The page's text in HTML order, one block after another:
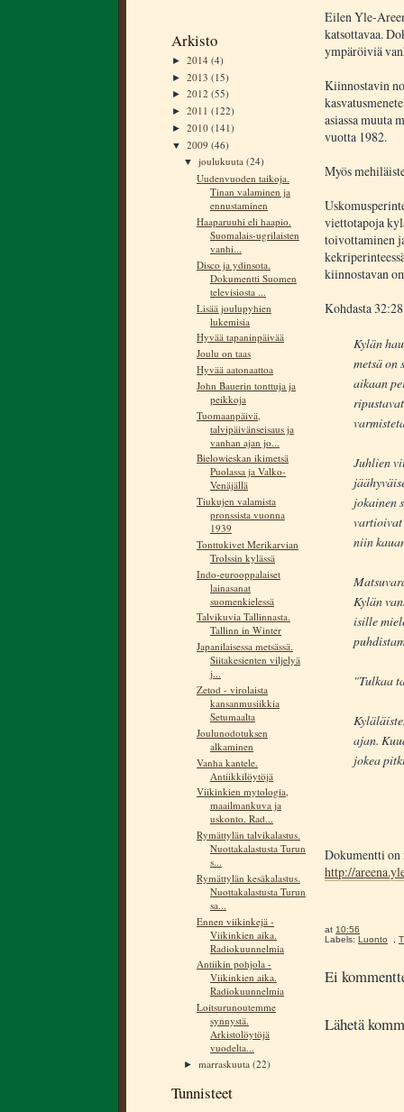
Arkisto
► 2014 (4)
► 2013 (15)
► 2012 (55)
► 2011 (122)
► 2010 (141)
▼ 2009 (46)
▼joulukuuta(24)
Uudenvuoden taikoja.
Tinan valaminen ja
ennustaminen
Haaparuuhi eli haapio.
Suomalais-ugrilaisten
vanhi...
Disco ja ydinsota.
Dokumentti Suomen
televisiosta ...
Lisää joulupyhien
lukemisia
Hyvää tapaninpäivää
Joulu on taas
Hyvää aatonaattoa
John Bauerin tonttuja ja
peikkoja
Tuomaanpäivä,
talvipäivänseisaus ja
vanhan ajan jo...
Bielowieskan ikimetsä
Puolassa ja Valko-
Venäjällä
Tiukujen valamista
pronssista vuonna
1939
Tonttukivet Merikarvian
Trolssin kylässä
Indo-eurooppalaiset
lainasanat
suomenkielessä
Talvikuvia Tallinnasta.
Tallinn in Winter
Japanilaisessa metsässä.
Siitakesienten viljelyä
j...
Zetod - virolaista
kansanmusiikkia
Setumaalta
Joulunodotuksen
alkaminen
Vanha kantele.
Antiikkilöytöjä
Viikinkien mytologia,
maailmankuva ja
uskonto. Rad...
Rymättylän talvikalastus.
Nuottakalastusta Turun
s...
Rymättylän kesäkalastus.
Nuottakalastusta Turun
sa...
Ennen viikinkejä -
Viikinkien aika.
Radiokuunnelmia
Antiikin pohjola -
Viikinkien aika.
Radiokuunnelmia
Loitsurunoutemme
synnystä.
Arkistolöytöjä
vuodelta...
►marraskuuta(22)
Tunnisteet
Eilen Yle-
katsottavaa.
ympäröiviä
Kiinnostavin
asiassa muuta
vuotta 1982.
Myös
viettotapoja
toivottaminen
kiinnostavan
Kohdasta
Kylän
metsä on
aikaan
Juhlien
jokainen
vartioivat
niin
Kylän
isille
"Tulkaa
ajan.
jokea
Dokumentti on
http://
at 10:56
Labels: Luonto
Ei
Lähetä